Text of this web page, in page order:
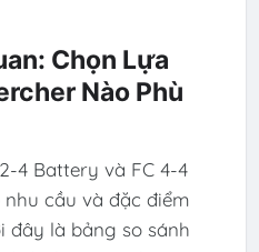
Chọn Lựa
Nào Phù
4 Battery và FC 4-4
cầu và đặc điểm
đây là bảng so sánh